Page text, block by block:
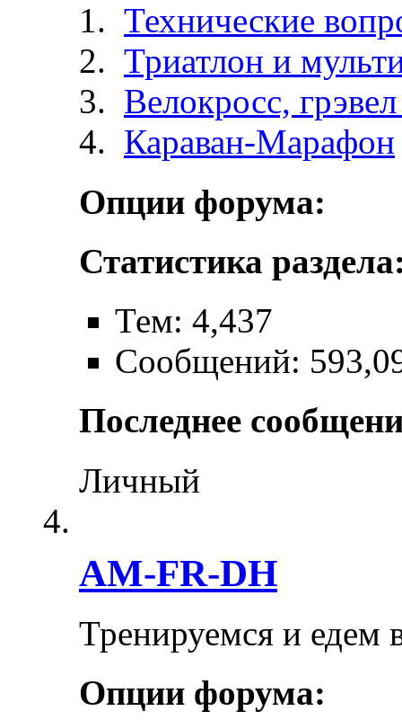
Технические
Триатлон и
Велокросc,
Караван-Марафон
Опции форума:
Статистика
Тем: 4,437
Сообщений:
Последнее
Личный
AM-FR-DH
Тренируемся и едем
Опции форума: